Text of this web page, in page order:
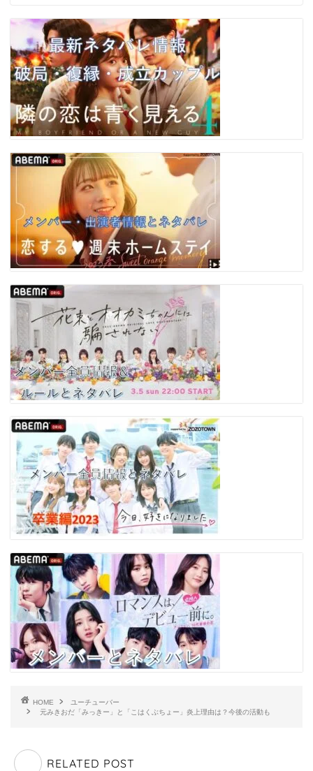
HOME
ユーチューバー
元みきおだ「みっきー」と「こはくぶちょー」炎上理由は？今後の活動も
RELATED POST